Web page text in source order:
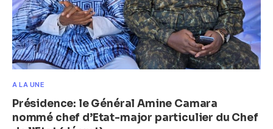
A LA UNE
Présidence: le Général Amine Camara
nommé chef d’Etat-major particulier du Chef